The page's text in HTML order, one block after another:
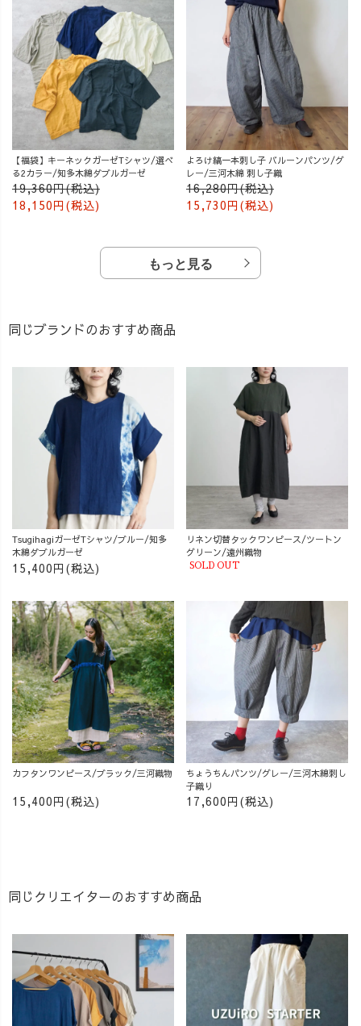
【福袋】キーネックガーゼTシャツ/選べ
る2カラー/知多木綿ダブルガーゼ
19,360円(税込)
18,150円(税込)
よろけ縞一本刺し子 バルーンパンツ/グ
レー/三河木綿 刺し子織
16,280円(税込)
15,730円(税込)
もっと見る
同じブランドのおすすめ商品
TsugihagiガーゼTシャツ/ブルー/知多
木綿ダブルガーゼ
15,400円(税込)
リネン切替タックワンピース/ツートン
グリーン/遠州織物
SOLD OUT
カフタンワンピース/ブラック/三河織物
15,400円(税込)
ちょうちんパンツ/グレー/三河木綿刺し
子織り
17,600円(税込)
同じクリエイターのおすすめ商品